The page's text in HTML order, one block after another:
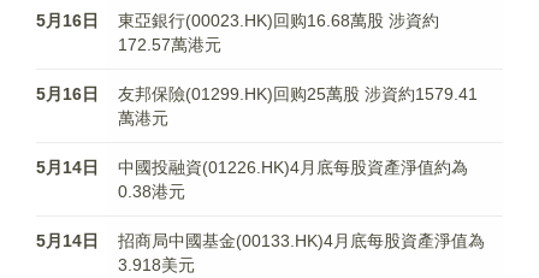
5月16日
東亞銀行(00023.HK)回购16.68萬股 涉資約
172.57萬港元
5月16日
友邦保險(01299.HK)回购25萬股 涉資約1579.41
萬港元
5月14日
中國投融資(01226.HK)4月底每股資產淨值約為
0.38港元
5月14日
招商局中國基金(00133.HK)4月底每股資產淨值為
3.918美元